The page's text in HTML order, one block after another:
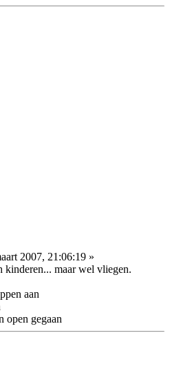
2007, 21:06:19 »
kinderen... maar wel vliegen.
aan
open gegaan